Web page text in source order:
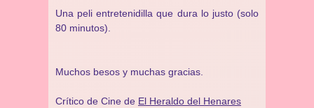
Una peli entretenidilla que dura lo justo (solo
80 minutos).
Muchos besos y muchas gracias.
Crítico de Cine de El Heraldo del Henares